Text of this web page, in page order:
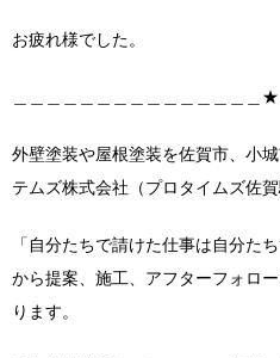
お疲れ様でした。
＿＿＿＿＿＿＿＿＿＿＿＿＿＿＿
外壁塗装や屋根塗装を佐賀市、小
テムズ株式会社（プロタイムズ佐
「自分たちで請けた仕事は自分た
から提案、施工、アフターフォロ
ります。